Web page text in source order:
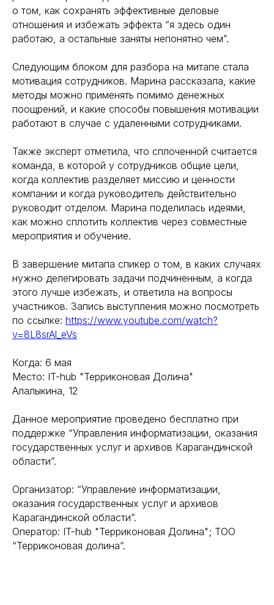
о том, как сохранять эффективные деловые
отношения и избежать эффекта “я здесь один
работаю, а остальные заняты непонятно чем”.
Следующим блоком для разбора на митапе стала
мотивация сотрудников. Марина рассказала, какие
методы можно применять помимо денежных
поощрений, и какие способы повышения мотивации
работают в случае с удаленными сотрудниками.
Также эксперт отметила, что сплоченной считается
команда, в которой у сотрудников общие цели,
когда коллектив разделяет миссию и ценности
компании и когда руководитель действительно
руководит отделом. Марина поделилась идеями,
как можно сплотить коллектив через совместные
мероприятия и обучение.
В завершение митапа спикер о том, в каких случаях
нужно делегировать задачи подчиненным, а когда
этого лучше избежать, и ответила на вопросы
участников. Запись выступления можно посмотреть
по ссылке: https://www.youtube.com/watch?
v=8L8srAl_eVs
Когда: 6 мая
Место: IT-hub "Терриконовая Долина"
Алалыкина, 12
Данное мероприятие проведено бесплатно при
поддержке “Управления информатизации, оказания
государственных услуг и архивов Карагандинской
области”.
Организатор: “Управление информатизации,
оказания государственных услуг и архивов
Карагандинской области”.
Оператор: IT-hub "Терриконовая Долина"; ТОО
“Терриконовая долина”.